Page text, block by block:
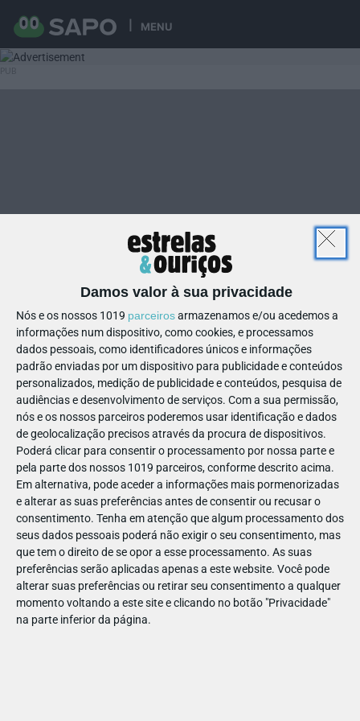
MENU
Damos valor à sua privacidade
Nós e os nossos 1019 parceirosarmazenamos e/ou acedemos a
informações num dispositivo, como cookies, e processamos
dados pessoais, como identificadores únicos e informações
padrão enviadas por um dispositivo para publicidade e conteúdos
personalizados, medição de publicidade e conteúdos, pesquisa de
audiências e desenvolvimento de serviços. Com a sua permissão,
nós e os nossos parceiros poderemos usar identificação e dados
de geolocalização precisos através da procura de dispositivos.
Poderá clicar para consentir o processamento por nossa parte e
pela parte dos nossos 1019 parceiros, conforme descrito acima.
Em alternativa, pode aceder a informações mais pormenorizadas
e alterar as suas preferências antes de consentir ou recusar o
consentimento. Tenha em atenção que algum processamento dos
seus dados pessoais poderá não exigir o seu consentimento, mas
que tem o direito de se opor a esse processamento. As suas
preferências serão aplicadas apenas a este website. Você pode
alterar suas preferências ou retirar seu consentimento a qualquer
momento voltando a este site e clicando no botão "Privacidade"
na parte inferior da página.
17
491582050461170